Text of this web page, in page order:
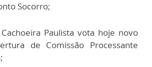
Socorro;
Paulista vota hoje novo
de Comissão Processante